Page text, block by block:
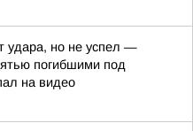
удара, но не успел —
погибшими под
на видео